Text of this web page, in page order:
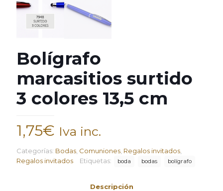
Bolígrafo
marcasitios surtido
3 colores 13,5 cm
1,75€ Iva inc.
Categorías: Bodas Comuniones Regalos invitados
Regalos invitados
Etiquetas: boda bodas bolígrafo
Descripción